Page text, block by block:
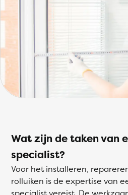
Wat zijn de taken van
specialist?
Voor het installeren,
rolluiken is de expertise van